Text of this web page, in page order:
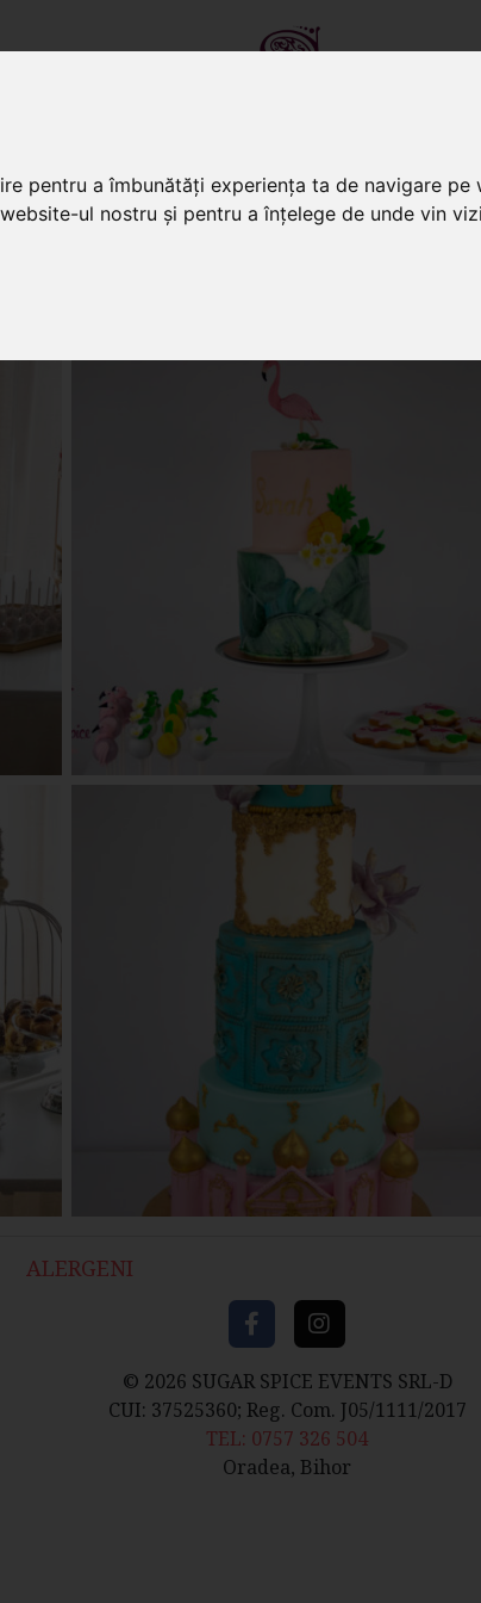
pentru a îmbunătăți experiența ta de navigare
ul nostru și pentru a înțelege de unde vin
TORTURI PRĂJITURI
ALERGENI
© 2026 SUGAR SPICE EVENTS SRL-D
CUI: 37525360; Reg. Com. J05/1111/2017
TEL: 0757 326 504
Oradea, Bihor